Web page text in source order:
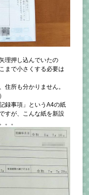
理押し込んでいたの
まで小さくする必要は
住所も分かりません。
録事項」というA4の紙
すが、こんな紙を新設
。。